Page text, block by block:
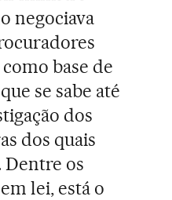
negociava
base de
se sabe até
dos
dos quais
os
lei, está o